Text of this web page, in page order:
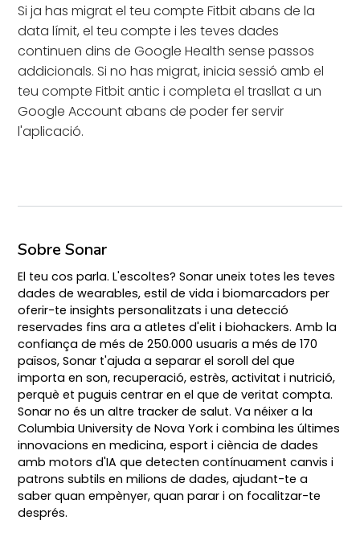
Si ja has migrat el teu compte Fitbit abans de la
data límit, el teu compte i les teves dades
continuen dins de Google Health sense passos
addicionals. Si no has migrat, inicia sessió amb el
teu compte Fitbit antic i completa el trasllat a un
Google Account abans de poder fer servir
l'aplicació.
Sobre Sonar
El teu cos parla. L'escoltes? Sonar uneix totes les teves
dades de wearables, estil de vida i biomarcadors per
oferir-te insights personalitzats i una detecció
reservades fins ara a atletes d'elit i biohackers. Amb la
confiança de més de 250.000 usuaris a més de 170
països, Sonar t'ajuda a separar el soroll del que
importa en son, recuperació, estrès, activitat i nutrició,
perquè et puguis centrar en el que de veritat compta.
Sonar no és un altre tracker de salut. Va néixer a la
Columbia University de Nova York i combina les últimes
innovacions en medicina, esport i ciència de dades
amb motors d'IA que detecten contínuament canvis i
patrons subtils en milions de dades, ajudant-te a
saber quan empènyer, quan parar i on focalitzar-te
després.